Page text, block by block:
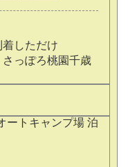
しただけ
っぽろ桃園千歳
ートキャンプ場 泊